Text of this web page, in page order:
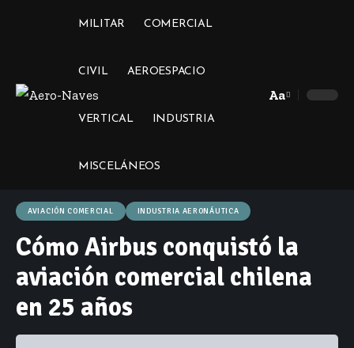
MILITAR COMERCIAL
CIVIL AEROESPACIO
VERTICAL INDUSTRIA
MISCELÁNEOS
Font
Aa
AVIACIÓN COMERCIAL INDUSTRIA AERONÁUTICA
Cómo Airbus conquistó la
aviación comercial chilena
en 25 años